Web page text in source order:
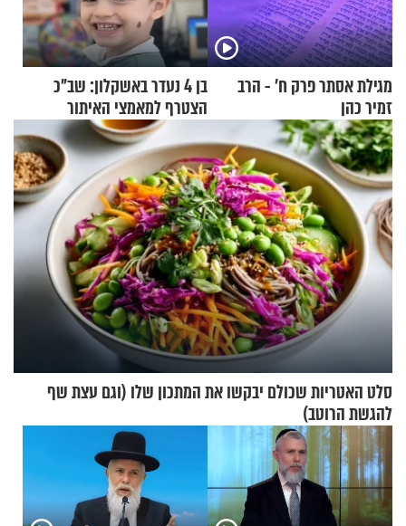
מגילת אסתר פרק ח’ - הרב
זמיר כהן
בן 4 נעדר באשקלון: שב"כ
הצטרף למאמצי האיתור
סלט האטריות שכולם יבקשו את המתכון שלו (וגם עצת שף
להגשת הרוטב)